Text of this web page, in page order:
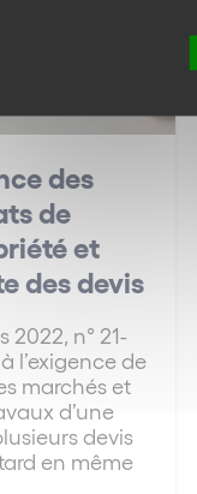
des
de
et
des devis
2022, n° 21-
l’exigence de
marchés et
d’une
devis
en même